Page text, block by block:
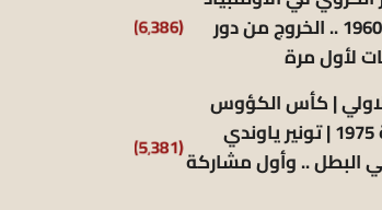
ج6 | روما 1960 .. الخروج من دور
لأول مرة
(6٬386)
| كأس الكؤوس
الافريقية 1975 | تونير ياوندي
البطل .. وأول مشاركة(5٬381)